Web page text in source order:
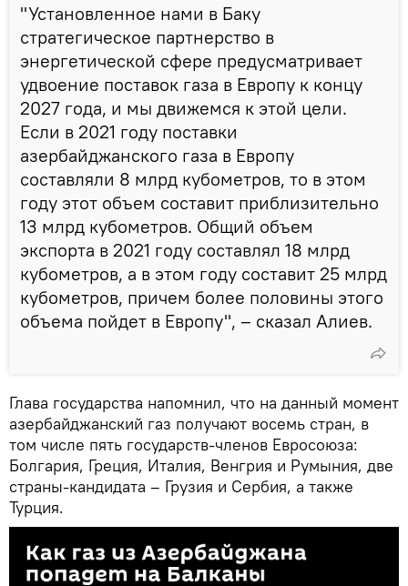
"Установленное нами в Баку
стратегическое партнерство в
энергетической сфере предусматривает
удвоение поставок газа в Европу к концу
2027 года, и мы движемся к этой цели.
Если в 2021 году поставки
азербайджанского газа в Европу
составляли 8 млрд кубометров, то в этом
году этот объем составит приблизительно
13 млрд кубометров. Общий объем
экспорта в 2021 году составлял 18 млрд
кубометров, а в этом году составит 25 млрд
кубометров, причем более половины этого
объема пойдет в Европу", – сказал Алиев.
Глава государства напомнил, что на данный момент
азербайджанский газ получают восемь стран, в
том числе пять государств-членов Евросоюза:
Болгария, Греция, Италия, Венгрия и Румыния, две
страны-кандидата – Грузия и Сербия, а также
Турция.